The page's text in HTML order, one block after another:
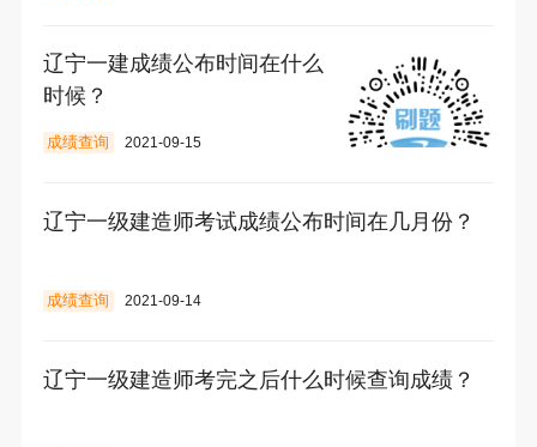
辽宁一建成绩公布时间在什么
时候？
成绩查询 2021-09-15
辽宁一级建造师考试成绩公布时间在几月份？
成绩查询 2021-09-14
辽宁一级建造师考完之后什么时候查询成绩？